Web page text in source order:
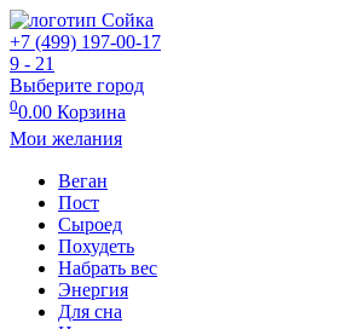
+7 (499) 197-00-17
9 - 21
Выберите город
00.00 Корзина
Мои желания
Веган
Пост
Сыроед
Похудеть
Набрать вес
Энергия
Для сна